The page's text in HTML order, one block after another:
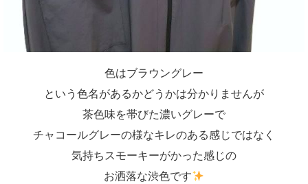
色はブラウングレー
という色名があるかどうかは分かりませんが
茶色味を帯びた濃いグレーで
チャコールグレーの様なキレのある感じではなく
気持ちスモーキーがかった感じの
お洒落な渋色です